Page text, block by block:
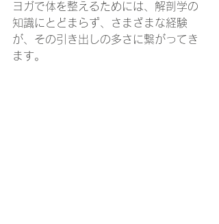
ヨガで体を整えるためには、解剖学の
知識にとどまらず、さまざまな経験
が、その引き出しの多さに繋がってき
ます。